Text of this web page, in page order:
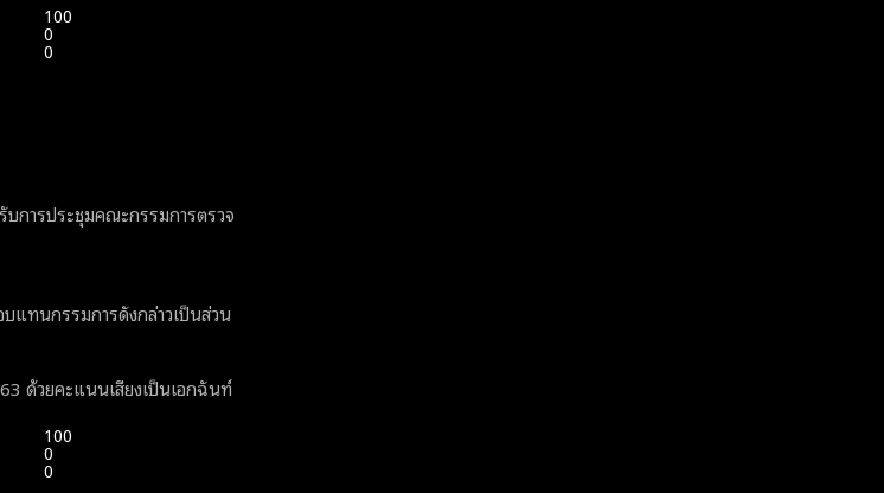
100
0
0
การประชุมคณะกรรมการตรวจ
แทนกรรมการดังกล่าวเป็นส่วน
ด้วยคะแนนเสียงเป็นเอกฉันท์
100
0
0